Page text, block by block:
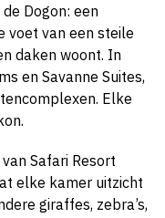
Dogon: een
voet van een steile
daken woont. In
en Savanne Suites,
Elke
Safari Resort
elke kamer uitzicht
giraffes, zebra’s,